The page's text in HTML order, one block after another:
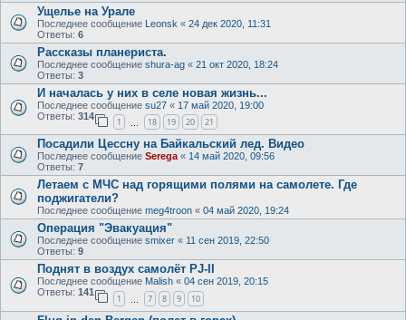
Ущелье на Урале
Последнее сообщение Leonsk « 24 дек 2020, 11:31
Ответы: 6
Рассказы планериста.
Последнее сообщение shura-ag « 21 окт 2020, 18:24
Ответы: 3
И началась у них в селе новая жизнь...
Последнее сообщение su27 « 17 май 2020, 19:00
Ответы: 314
1 18 19 20 21
Посадили Цессну на Байкальский лед. Видео
Последнее сообщение Serega« 14 май 2020, 09:56
Ответы: 7
Летаем с МЧС над горящими полями на самолете. Где
поджигатели?
Последнее сообщение meg4troon « 04 май 2020, 19:24
Операция "Эвакуация"
Последнее сообщение smixer « 11 сен 2019, 22:50
Ответы: 9
Поднят в воздух самолёт PJ-II
Последнее сообщение Malish « 04 сен 2019, 20:15
Ответы: 141
1 7 8 9 10